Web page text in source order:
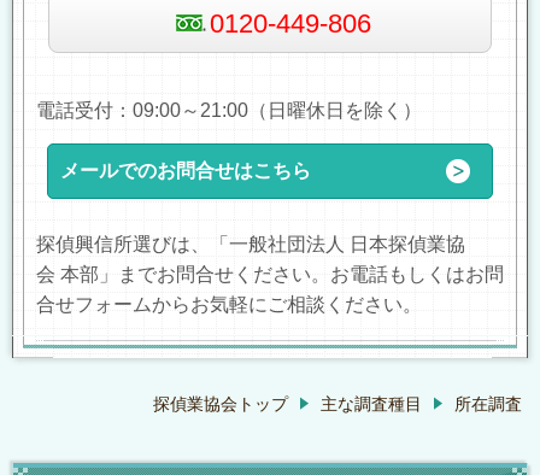
0120-449-806
電話受付：09:00～21:00（日曜休日を除く）
メールでのお問合せはこちら
探偵興信所選びは、「一般社団法人 日本探偵業協
会 本部」までお問合せください。お電話もしくはお問
合せフォームからお気軽にご相談ください。
探偵業協会トップ 主な調査種目 所在調査